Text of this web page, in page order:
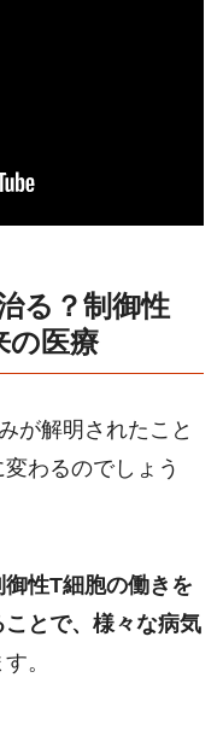
る？制御性
の医療
が解明されたこと
わるのでしょう
御性T細胞の働きを
ことで、様々な病気
。